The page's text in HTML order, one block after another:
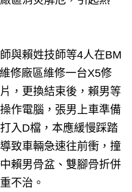
與賴姓技師等4人在BM
修廠區維修一台X5修
，更換結束後，賴男等
作電腦，張男上車準備
入D檔，本應緩慢踩踏
致車輛急速往前衝，撞
賴男骨盆、雙腳骨折併
不治。